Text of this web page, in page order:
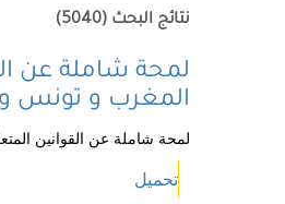
نتائج البحث (5040)
لمحة شاملة عن
المغرب و تونس
لمحة شاملة عن القوانين
تحميل